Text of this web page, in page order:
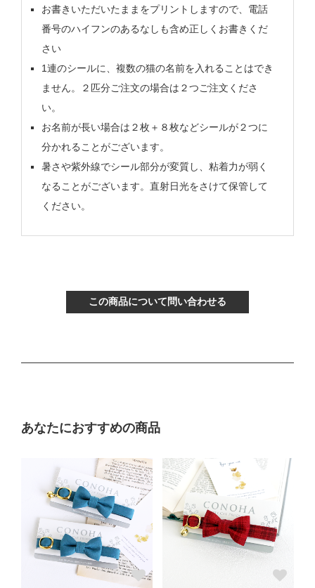
お書きいただいたままをプリントしますので、電話
番号のハイフンのあるなしも含め正しくお書きくだ
さい
1連のシールに、複数の猫の名前を入れることはでき
ません。２匹分ご注文の場合は２つご注文くださ
い。
お名前が長い場合は２枚＋８枚などシールが２つに
分かれることがございます。
暑さや紫外線でシール部分が変質し、粘着力が弱く
なることがございます。直射日光をさけて保管して
ください。
この商品について問い合わせる
あなたにおすすめの商品